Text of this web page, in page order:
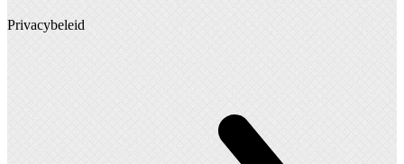
Privacybeleid